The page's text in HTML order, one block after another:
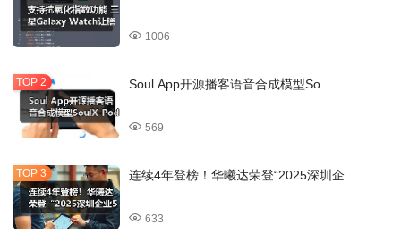
1006
Soul App开源播客语音合成模型So
569
连续4年登榜！华曦达荣登“2025深圳企
633